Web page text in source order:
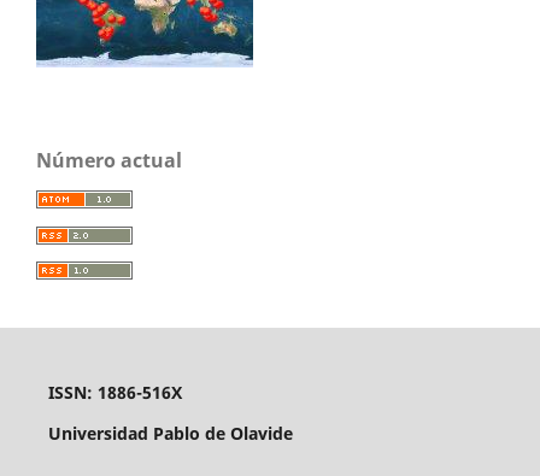
Número actual
ISSN: 1886-516X
Universidad Pablo de Olavide